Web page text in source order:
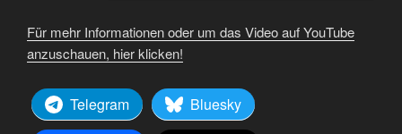
Für mehr Informationen oder um das Video auf YouTube
anzuschauen, hier klicken!
Telegram
Bluesky